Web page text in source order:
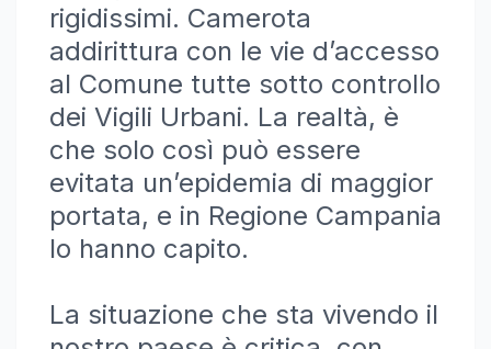
rigidissimi. Camerota
addirittura con le vie d’accesso
al Comune tutte sotto controllo
dei Vigili Urbani. La realtà, è
che solo così può essere
evitata un’epidemia di maggior
portata, e in Regione Campania
lo hanno capito.
La situazione che sta vivendo il